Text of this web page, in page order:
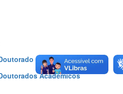
Profissionais
Acadêmicos